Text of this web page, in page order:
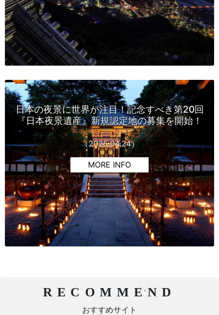
日本の夜景に世界が注目！記念すべき第20回
『日本夜景遺産』新規認定地の募集を開始！
（2025.04.24）
MORE INFO
RECOMMEND
おすすめサイト